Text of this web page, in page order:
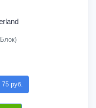
75 руб.